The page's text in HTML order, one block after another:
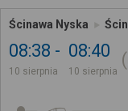
Ścinawa Nyska
08:38
10 sierpnia
08:40
10 sierpnia